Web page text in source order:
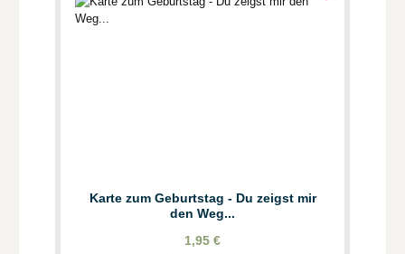
Karte zum Geburtstag - Du zeigst mir
den Weg...
1,95 €